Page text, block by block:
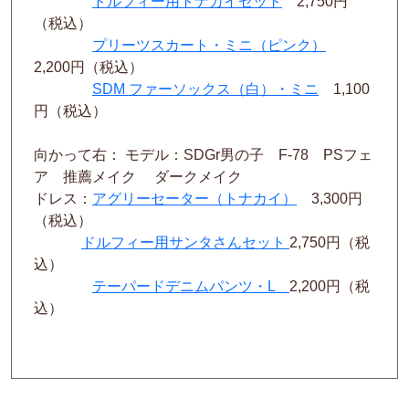
（税込）
プリーツスカート・ミニ（ピンク）
2,200円（税込）
SDM ファーソックス（白）・ミニ 1,100
円（税込）
向かって右： モデル：SDGr男の子 F-78 PSフェ
ア 推薦メイク ダークメイク
ドレス： アグリーセーター（トナカイ）
3,300円
（税込）
ドルフィー用サンタさんセット 2,750円（税
込）
テーパードデニムパンツ・L 2,200円（税
込）